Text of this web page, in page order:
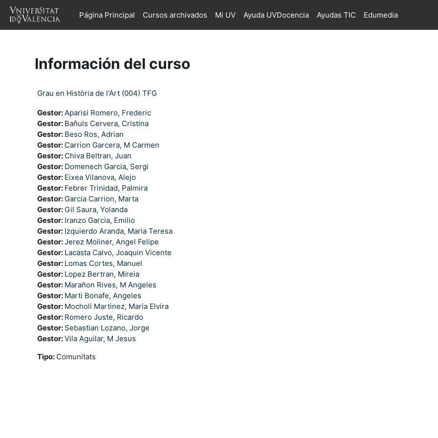
Salta al contenido principal
Página Principal
Cursos archivados Mi UV Ayuda UVDocencia Ayudas TIC Edumedia
Información del curso
Grau en Història de l'Art (004) TFG
Gestor:Aparisi Romero, Frederic
Gestor: Bañuls Cervera, Cristina
Gestor: Beso Ros, Adrian
Gestor: Carrion Garcera, M Carmen
Gestor: Chiva Beltran, Juan
Gestor: Domenech Garcia, Sergi
Gestor: Eixea Vilanova, Alejo
Gestor: Febrer Trinidad, Palmira
Gestor: Garcia Carrion, Marta
Gestor: Gil Saura, Yolanda
Gestor: Iranzo Garcia, Emilio
Gestor: Izquierdo Aranda, Maria Teresa
Gestor:Jerez Moliner, Angel Felipe
Gestor: Lacasta Calvo, Joaquin Vicente
Gestor: Lomas Cortes, Manuel
Gestor: Lopez Bertran, Mireia
Gestor: Marañon Rives, M Angeles
Gestor: Marti Bonafe, Angeles
Gestor: Mocholi Martinez, Maria Elvira
Gestor: Romero Juste, Ricardo
Gestor: Sebastian Lozano, Jorge
Gestor:Vila Aguilar, M Jesus
Tipo: Comunitats